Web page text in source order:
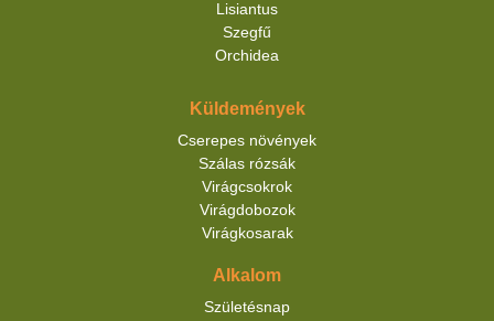
Lisiantus
Szegfű
Orchidea
Küldemények
Cserepes növények
Szálas rózsák
Virágcsokrok
Virágdobozok
Virágkosarak
Alkalom
Születésnap